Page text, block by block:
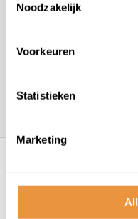
Noodzakelijk
Voorkeuren
Statistieken
Marketing
Algemene